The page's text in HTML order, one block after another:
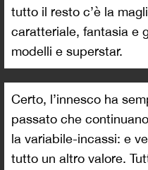
tutto il resto c’è la
caratteriale, fantasia e
modelli e superstar.
Certo, l’innesco ha
passato che
la variabile-incassi: e
tutto un altro valore.